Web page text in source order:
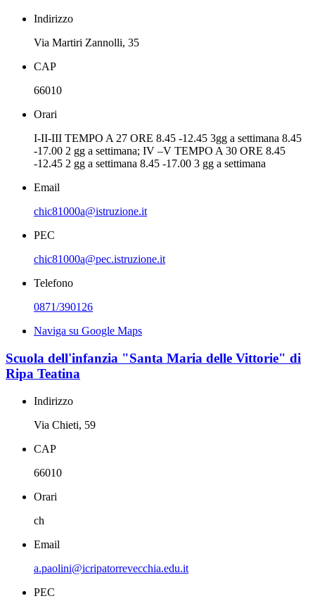
Indirizzo
Via Martiri Zannolli, 35
CAP
66010
Orari
I-II-III TEMPO A 27 ORE 8.45 -12.45 3gg a settimana 8.45
-17.00 2 gg a settimana; IV –V TEMPO A 30 ORE 8.45
-12.45 2 gg a settimana 8.45 -17.00 3 gg a settimana
Email
chic81000a@istruzione.it
PEC
chic81000a@pec.istruzione.it
Telefono
0871/390126
Naviga su Google Maps
Scuola dell'infanzia "Santa Maria delle Vittorie" di
Ripa Teatina
Indirizzo
Via Chieti, 59
CAP
66010
Orari
ch
Email
a.paolini@icripatorrevecchia.edu.it
PEC